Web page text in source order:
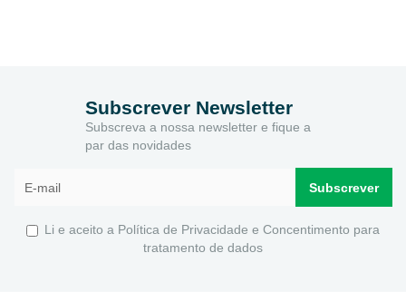
Subscrever Newsletter
Subscreva a nossa newsletter e fique a
par das novidades
Li e aceito a Política de Privacidade e Concentimento para
tratamento de dados